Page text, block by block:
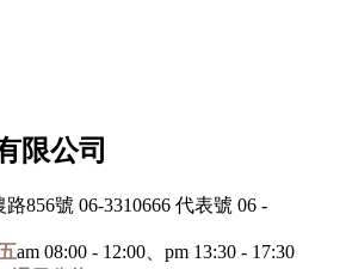
限公司
路856號 06-3310666 代表號 06 -
am 08:00 - 12:00、pm 13:30 - 17:30